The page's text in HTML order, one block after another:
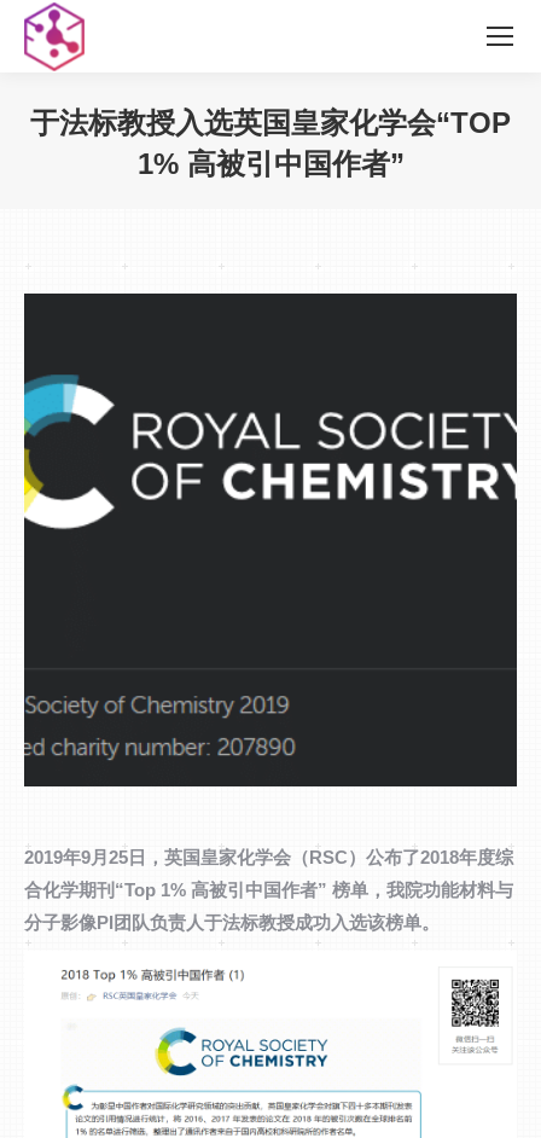
于法标教授入选英国皇家化学会“TOP
1% 高被引中国作者”
2019年9月25日，英国皇家化学会（RSC）公布了2018年度综
合化学期刊“Top 1% 高被引中国作者” 榜单，我院功能材料与
分子影像PI团队负责人于法标教授成功入选该榜单。